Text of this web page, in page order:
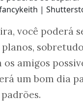
|
você poderá
os amigos
um bom dia